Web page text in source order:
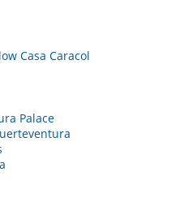
Casa Caracol
Palace